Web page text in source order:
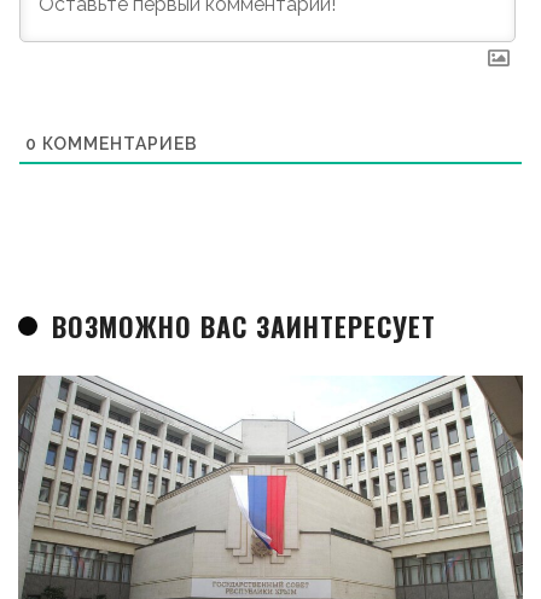
0 КОММЕНТАРИЕВ
ВОЗМОЖНО ВАС ЗАИНТЕРЕСУЕТ